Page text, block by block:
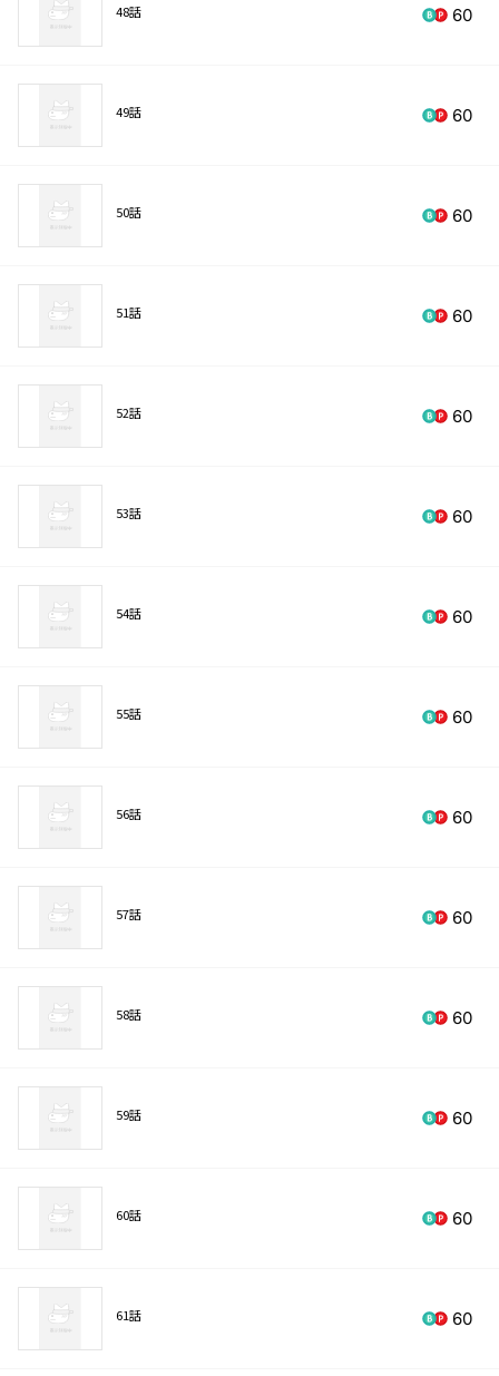
48話 60
49話 60
50話 60
51話 60
52話 60
53話 60
54話 60
55話 60
56話 60
57話 60
58話 60
59話 60
60話 60
61話 60